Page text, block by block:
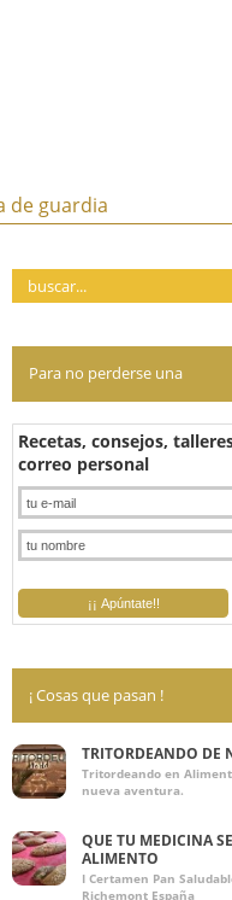
Panóloga de guardia
| PDF
Recetas,
correo
¡ Cosas